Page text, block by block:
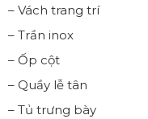
– Vách trang trí
– Trần inox
– Ốp cột
– Quầy lễ tân
– Tủ trưng bày